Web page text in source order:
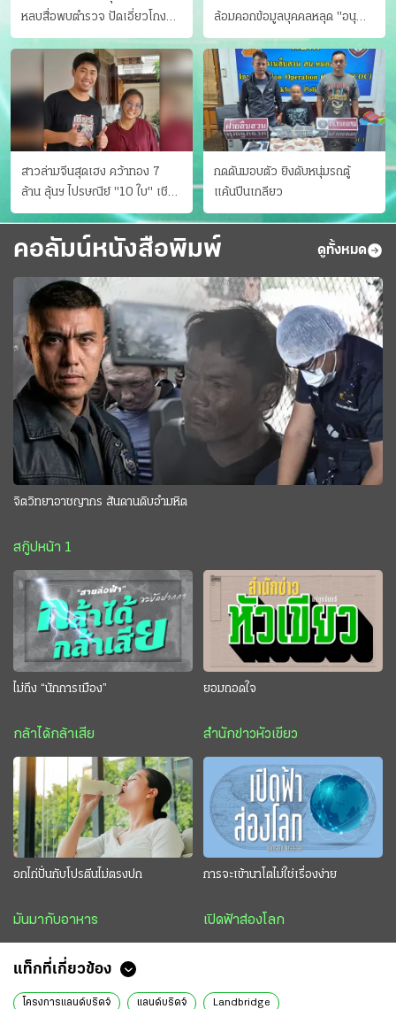
หลบสื่อพบตำรวจ ปัดเอี่ยวโกง
สอบท้องถิ่น จ่อบี้รํ่ารวยมากปกติ
ล้อมคอกข้อมูลบุคคลหลุด "อนุ
ดิษฐ์" ขยี้ภัยระดับชาติ
สาวล่ามจีนสุดเฮง คว้าทอง 7
ล้าน ลุ้นฯ ไปรษณีย์ "10 ใบ" เชียร์
สเปนได้แชมป์
กดดันมอบตัว ยิงดับหนุ่มรถตู้
แค้นปีนเกลียว
คอลัมน์หนังสือพิมพ์ ดูทั้งหมด
จิตวิทยาอาชญากร สันดานดิบอำมหิต
สกู๊ปหน้า 1
ไม่ถึง “นักการเมือง”
กล้าได้กล้าเสีย
ยอมถอดใจ
สำนักข่าวหัวเขียว
อกไก่ปั่นกับโปรตีนไม่ตรงปก
มันมากับอาหาร
การจะเข้านาโตไม่ใช่เรื่องง่าย
เปิดฟ้าส่องโลก
แท็กที่เกี่ยวข้อง
โครงการแลนด์บริดจ์ แลนด์บริดจ์ Landbridge